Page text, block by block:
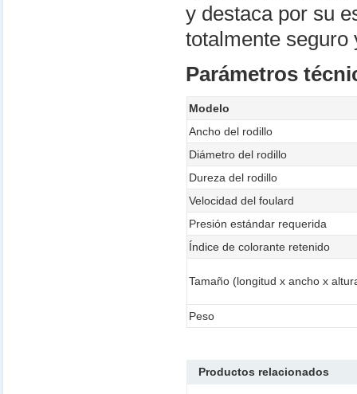
y destaca por su
totalmente seguro
Parámetros
Modelo
Ancho del rodillo
Diámetro del rodillo
Dureza del rodillo
Velocidad del foulard
Presión estándar requerida
Índice de colorante retenido
Tamaño (longitud x ancho x
Peso
Productos relacionados